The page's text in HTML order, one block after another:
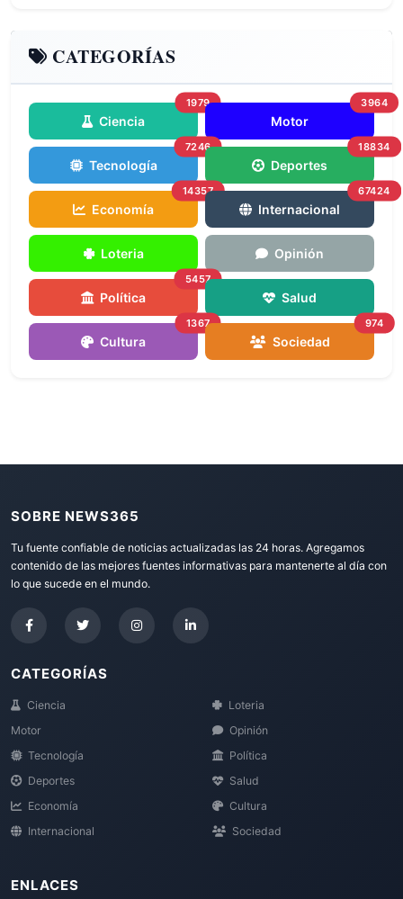
CATEGORÍAS
Ciencia
1979
Motor
3964
Tecnología
7246
Deportes
18834
Economía
14357
Internacional
67424
Loteria Opinión
Política
5457
Salud
Cultura
1367
Sociedad
974
SOBRE NEWS365
Tu fuente confiable de noticias actualizadas las 24 horas. Agregamos
contenido de las mejores fuentes informativas para mantenerte al día con
lo que sucede en el mundo.
CATEGORÍAS
Ciencia
Motor
Tecnología
Deportes
Economía
Internacional
Loteria
Opinión
Política
Salud
Cultura
Sociedad
ENLACES